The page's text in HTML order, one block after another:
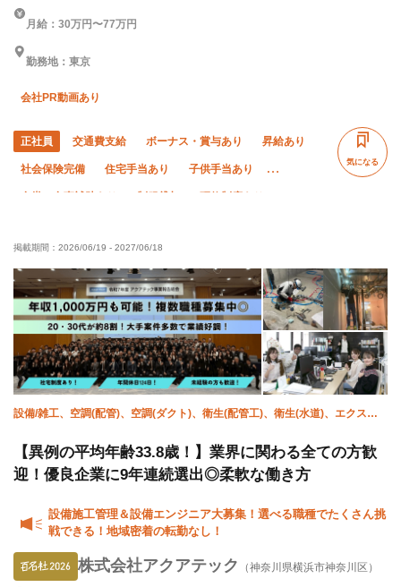
月給：30万円〜77万円
勤務地：東京
会社PR動画あり
正社員 交通費支給 ボーナス・賞与あり 昇給あり
社会保険完備 住宅手当あり 子供手当あり
有資格者優遇 女性活躍中
直帰・直行OK 土日休み 完全週休二日制
年末年始休暇 転勤なし
気になる
掲載期間： 2026/06/19 - 2027/06/18
設備/雑工、空調(配管)、空調(ダクト)、衛生(配管工)、衛生(水道)、エクステ
工事)
【異例の平均年齢33.8歳！】業界に関わる全ての方歓
迎！優良企業に9年連続選出◎柔軟な働き方
設備施工管理＆設備エンジニア大募集！選べる職種でたくさん挑
戦できる！地域密着の転勤なし！
株式会社アクアテック （神奈川県横浜市神奈川区）